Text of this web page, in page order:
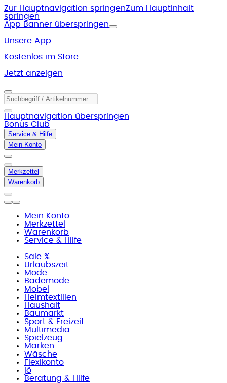
Zur Hauptnavigation springenZum Hauptinhalt
springen
App Banner überspringen
Unsere App
Kostenlos im Store
Jetzt anzeigen
Hauptnavigation überspringen
Bonus Club
Service & Hilfe
Mein Konto
Merkzettel
Warenkorb
Mein Konto
Merkzettel
Warenkorb
Service & Hilfe
Sale %
Urlaubszeit
Mode
Bademode
Möbel
Heimtextilien
Haushalt
Baumarkt
Sport & Freizeit
Multimedia
Spielzeug
Marken
Wäsche
Flexikonto
jö
Beratung & Hilfe